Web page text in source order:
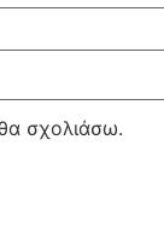
σχολιάσω.